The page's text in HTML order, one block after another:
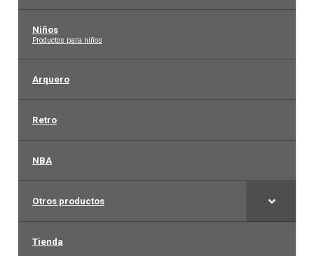
Pantalonetas y sudaderas
Arquero
Mujeres
Niños
Otros productos
OUTLET
Niños
–
Productos para niños
Arquero
Retro
NBA
Otros productos
Tienda